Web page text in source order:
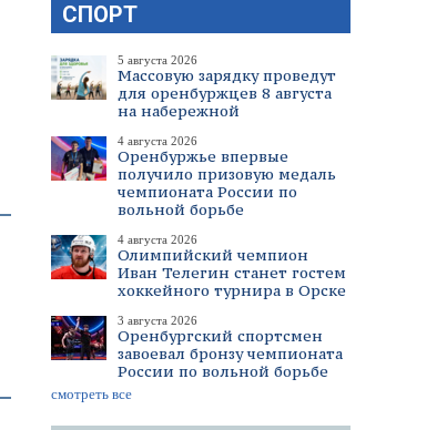
СПОРТ
5 августа 2026
Массовую зарядку проведут
для оренбуржцев 8 августа
на набережной
4 августа 2026
Оренбуржье впервые
получило призовую медаль
чемпионата России по
вольной борьбе
4 августа 2026
Олимпийский чемпион
Иван Телегин станет гостем
хоккейного турнира в Орске
3 августа 2026
Оренбургский спортсмен
завоевал бронзу чемпионата
России по вольной борьбе
смотреть все